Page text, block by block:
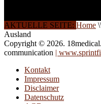
AKTUELLE SEITE: Home
Ausland
Copyright © 2026.
communication |
Kontakt
Impressum
Disclaimer
Datenschutz